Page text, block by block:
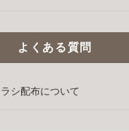
よくある質問
シ配布について